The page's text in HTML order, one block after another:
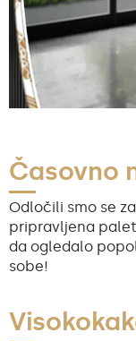
Časovno
Odločili smo se
pripravljena
da ogledalo
sobe!